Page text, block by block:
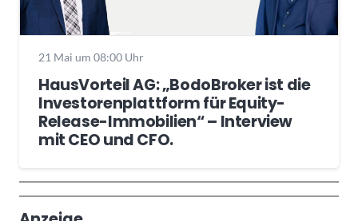
21 Mai um 08:00 Uhr
HausVorteil AG: „BodoBroker ist die
Investorenplattform für Equity-
Release-Immobilien“ – Interview
mit CEO und CFO.
Wochenrückblick
Trendthemen